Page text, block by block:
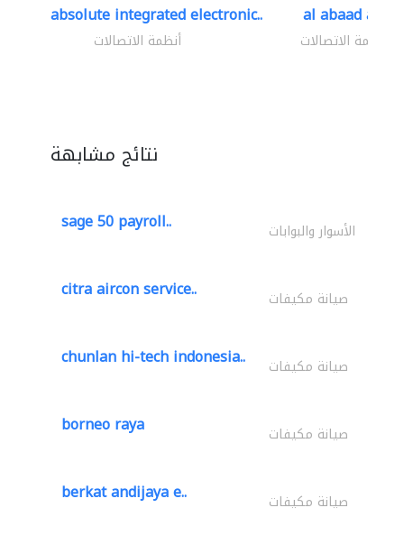
absolute integrated electronic..
أنظمة الاتصالات
al abaad al..
أنظمة الاتصالات
نتائج مشابهة
sage 50 payroll.. الأسوار والبوابات
citra aircon service.. صيانة مكيفات
chunlan hi-tech indonesia.. صيانة مكيفات
borneo raya صيانة مكيفات
berkat andijaya e.. صيانة مكيفات